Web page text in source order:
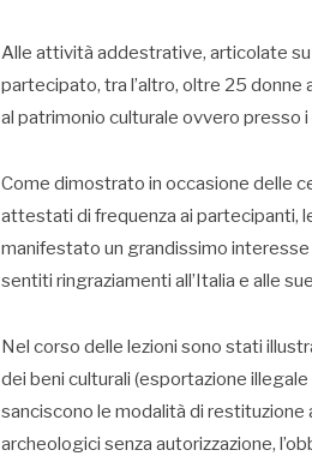
Alle attività addestrative, articolate
partecipato, tra l’altro, oltre 25
al patrimonio culturale ovvero presso
Come dimostrato in occasione delle
attestati di frequenza ai partecipanti,
manifestato un grandissimo
sentiti ringraziamenti all’Italia e alle
Nel corso delle lezioni sono stati
dei beni culturali (esportazione
sanciscono le modalità di restituzione
archeologici senza autorizzazione,